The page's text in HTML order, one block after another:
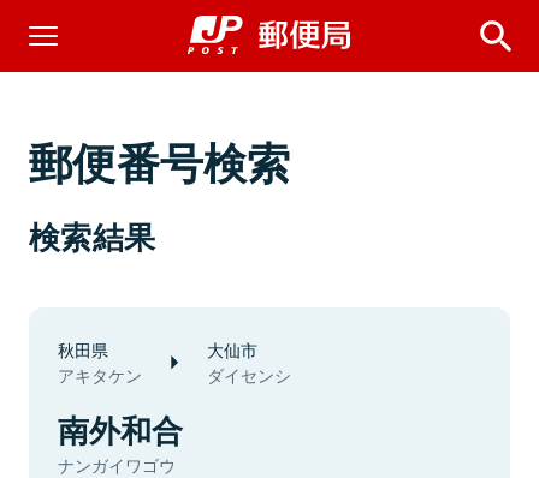
郵便番号検索
検索結果
秋田県
アキタケン
大仙市
ダイセンシ
南外和合
ナンガイワゴウ